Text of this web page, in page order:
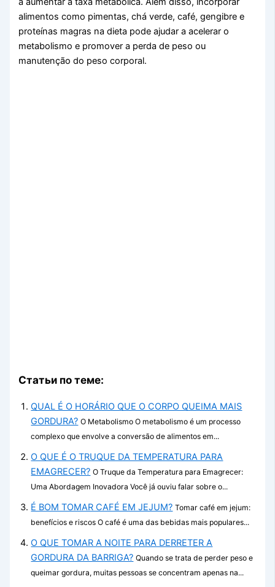
alimentos como pimentas, chá verde, café, gengibre e
proteínas magras na dieta pode ajudar a acelerar o
metabolismo e promover a perda de peso ou
manutenção do peso corporal.
Статьи по теме:
QUAL É O HORÁRIO QUE O CORPO QUEIMA MAIS
GORDURA? O Metabolismo O metabolismo é um processo
complexo que envolve a conversão de alimentos em...
O QUE É O TRUQUE DA TEMPERATURA PARA
EMAGRECER? O Truque da Temperatura para Emagrecer:
Uma Abordagem Inovadora Você já ouviu falar sobre o...
É BOM TOMAR CAFÉ EM JEJUM? Tomar café em jejum:
benefícios e riscos O café é uma das bebidas mais populares...
O QUE TOMAR A NOITE PARA DERRETER A
GORDURA DA BARRIGA? Quando se trata de perder peso e
queimar gordura, muitas pessoas se concentram apenas na...